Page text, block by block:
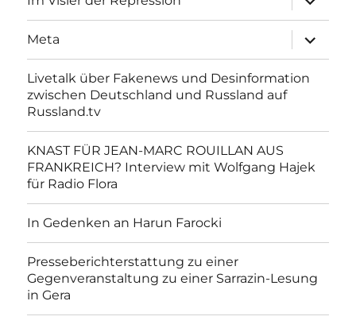
anzeigen
Meta
anzeigen
Livetalk über Fakenews und Desinformation
zwischen Deutschland und Russland auf
Russland.tv
KNAST FÜR JEAN-MARC ROUILLAN AUS
FRANKREICH? Interview mit Wolfgang Hajek
für Radio Flora
In Gedenken an Harun Farocki
Presseberichterstattung zu einer
Gegenveranstaltung zu einer Sarrazin-Lesung
in Gera